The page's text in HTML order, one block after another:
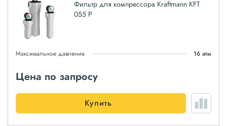
Фильтр для компрессора Kraftmann KFT
055 P
Максимальное давление 16 атм
Цена по запросу
Купить